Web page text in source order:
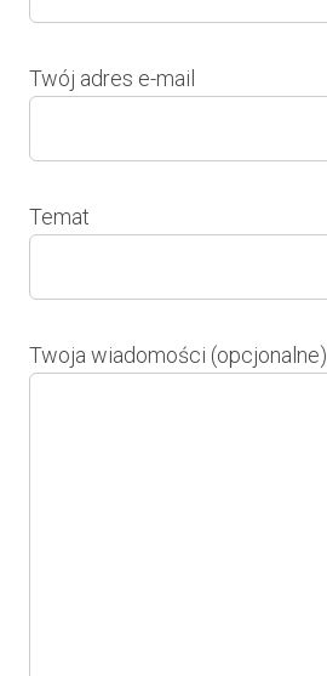
Twój adres e-mail
Temat
Twoja wiadomości (opcjonalne)